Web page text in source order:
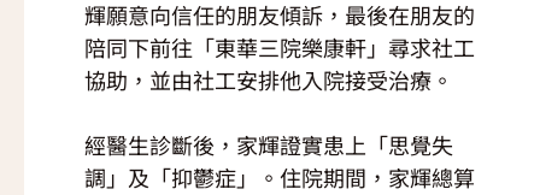
輝願意向信任的朋友傾訴，最後在朋友的
陪同下前往「東華三院樂康軒」尋求社工
協助，並由社工安排他入院接受治療。
經醫生診斷後，家輝證實患上「思覺失
調」及「抑鬱症」。住院期間，家輝總算